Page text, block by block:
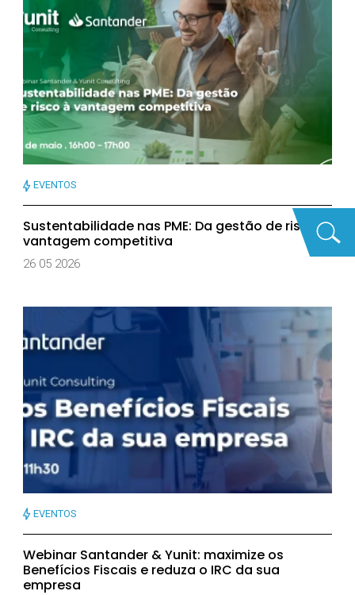
EVENTOS
Sustentabilidade nas PME: Da gestão de risco à
vantagem competitiva
26 05 2026
EVENTOS
Webinar Santander & Yunit: maximize os
Benefícios Fiscais e reduza o IRC da sua
empresa